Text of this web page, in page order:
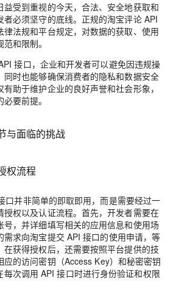
益受到重视的今天，合法、安全地获取和
者必须坚守的底线。正规的淘宝评论 API
律法规和平台规定，对数据的获取、使用
和限制。
接口，企业和开发者可以避免因违规操
同时也能够确保消费者的隐私和数据安全
助于维护企业的良好声誉和社会形象，
要前提。
与面临的挑战
权流程
口并非简单的即取即用，而是需要经过一
授权以及认证流程。首先，开发者需要在
号，并详细填写相关的应用信息和使用场
需求向淘宝提交 API 接口的使用申请，等
在获得授权后，还需要按照平台提供的技
应的访问密钥（Access Key）和秘密密钥
每次调用 API 接口时进行身份验证和权限